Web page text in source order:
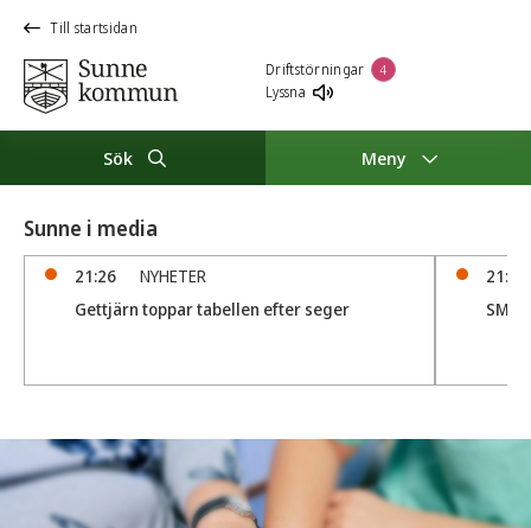
Till startsidan
Driftstörningar 4
Lyssna
Sök Meny
Sunne i media
21:26
NYHETER
Gettjärn toppar tabellen efter seger
21:05
SM